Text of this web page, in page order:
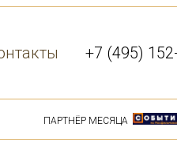
+7 (495)
ПАРТНЁР МЕСЯЦА